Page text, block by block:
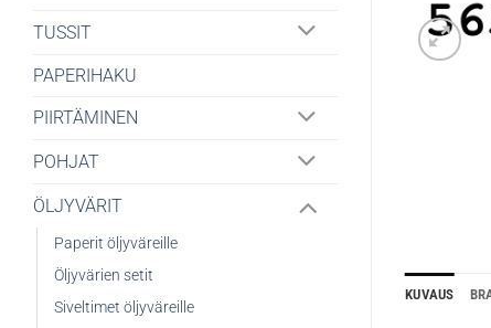
TUSSIT
PAPERIHAKU
PIIRTÄMINEN
POHJAT
ÖLJYVÄRIT
Paperit öljyväreille
Öljyvärien setit
Siveltimet öljyväreille
KUVAUS